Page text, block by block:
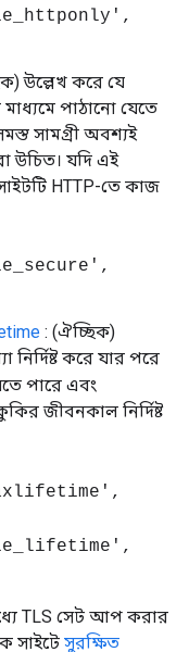
উল্লেখ করে যে
পাঠানো যেতে
সামগ্রী অবশ্যই
উচিত। যদি এই
HTTP-তে কাজ
: (ঐচ্ছিক)
নির্দিষ্ট করে যার পরে
পারে এবং
জীবনকাল নির্দিষ্ট
TLS সেট আপ করার
সাইটে সুরক্ষিত